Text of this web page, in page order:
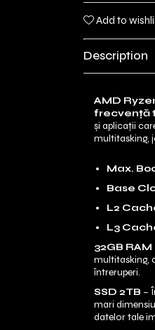
Add to
Description
AMD
frecvență
și aplicații
multitasking,
Max.
Base
L2
L3
32GB
multitasking,
întreruperi.
SSD 2TB –
mari
datelor tale